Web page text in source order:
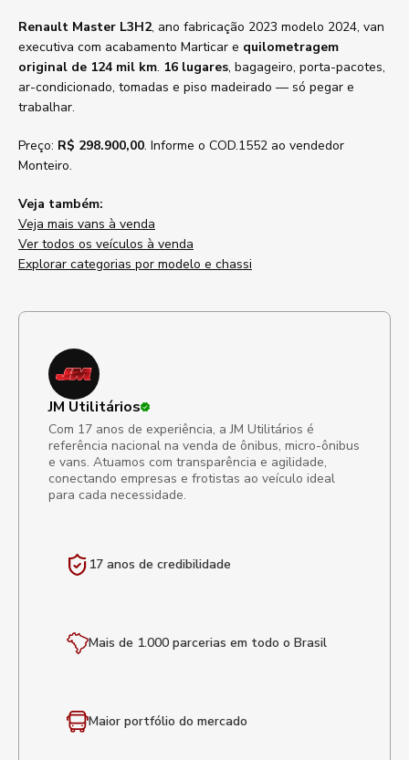
Renault Master L3H2, ano fabricação 2023 modelo 2024, van
executiva com acabamento Marticar e quilometragem
original de 124 mil km. 16 lugares, bagageiro, porta-pacotes,
ar-condicionado, tomadas e piso madeirado — só pegar e
trabalhar.
Preço: R$ 298.900,00. Informe o COD.1552 ao vendedor
Monteiro.
Veja também:
Veja mais vans à venda
Ver todos os veículos à venda
Explorar categorias por modelo e chassi
JM Utilitários
Com 17 anos de experiência, a JM Utilitários é
referência nacional na venda de ônibus, micro-ônibus
e vans. Atuamos com transparência e agilidade,
conectando empresas e frotistas ao veículo ideal
para cada necessidade.
17 anos de credibilidade
Mais de 1.000 parcerias em todo o Brasil
Maior portfólio do mercado